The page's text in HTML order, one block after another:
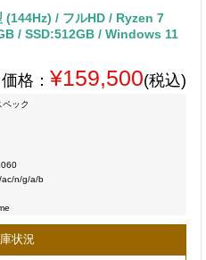
/ フルHD / Ryzen 7
/ SSD:512GB / Windows 11
格： ¥159,500(税込)
ペック
ac/n/g/a/b
状況